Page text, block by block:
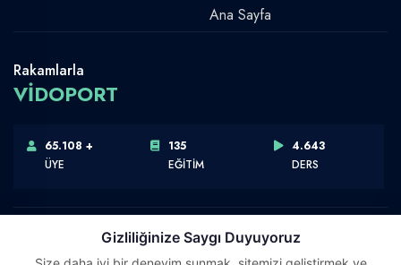
Ana Sayfa
Rakamlarla
VİDOPORT
65.108 +
ÜYE
135
EĞİTİM
4.643
DERS
Gizliliğinize Saygı Duyuyoruz